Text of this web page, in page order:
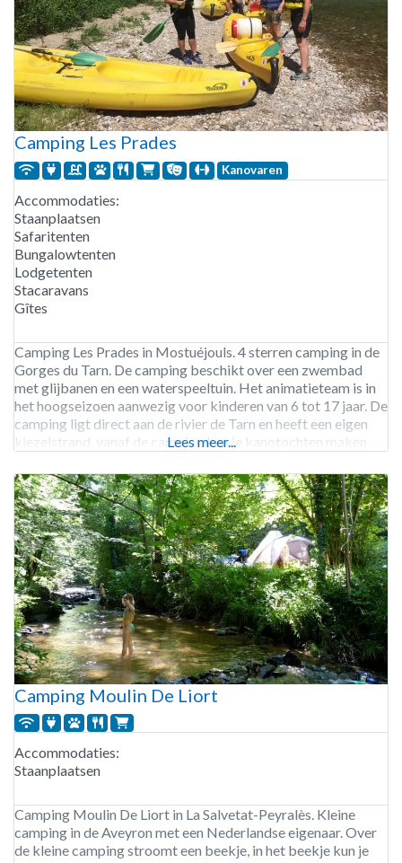
Camping Les Prades
Kanovaren
Accommodaties:
Staanplaatsen
Safaritenten
Bungalowtenten
Lodgetenten
Stacaravans
Gîtes
Camping Les Prades in Mostuéjouls. 4 sterren camping in de
Gorges du Tarn. De camping beschikt over een zwembad
met glijbanen en een waterspeeltuin. Het animatieteam is in
het hoogseizoen aanwezig voor kinderen van 6 tot 17 jaar. De
camping ligt direct aan de rivier de Tarn en heeft een eigen
kiezelstrand, vanaf de camping kun je kanotochten maken
Lees meer...
Camping Moulin De Liort
Accommodaties:
Staanplaatsen
Camping Moulin De Liort in La Salvetat-Peyralès. Kleine
camping in de Aveyron met een Nederlandse eigenaar. Over
de kleine camping stroomt een beekje, in het beekje kun je